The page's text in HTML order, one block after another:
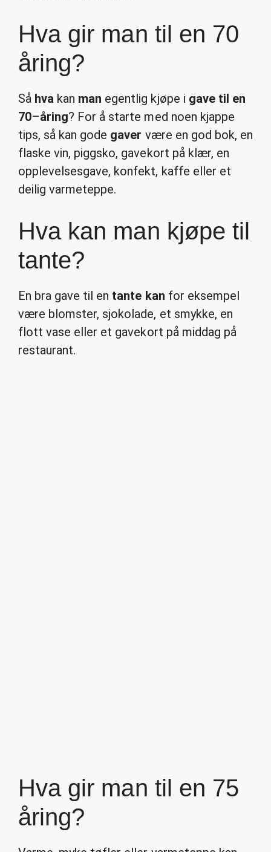
Hva gir man til en 70
åring?
Så hva kan man egentlig kjøpe i gave til en
70–åring? For å starte med noen kjappe
tips, så kan gode gaver være en god bok, en
flaske vin, piggsko, gavekort på klær, en
opplevelsesgave, konfekt, kaffe eller et
deilig varmeteppe.
Hva kan man kjøpe til
tante?
En bra gave til en tante kan for eksempel
være blomster, sjokolade, et smykke, en
flott vase eller et gavekort på middag på
restaurant.
Hva gir man til en 75
åring?